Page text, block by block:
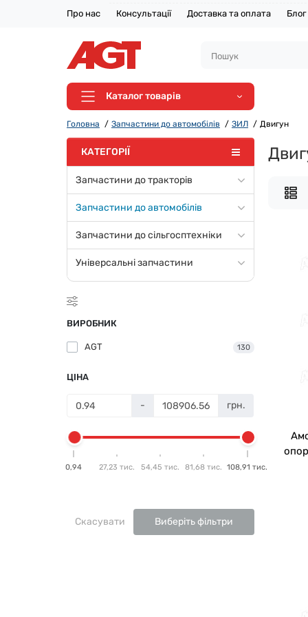
Про нас Консультації Доставка та оплата Блог
Каталог товарів
Головна Запчастини до автомобілів ЗИЛ Двигун
КАТЕГОРІЇ
Запчастини до тракторів
Запчастини до автомобілів
Запчастини до сільгосптехніки
Універсальні запчастини
ВИРОБНИК
AGT 130
ЦІНА
- грн.
0,94 27,23 тис. 54,45 тис. 81,68 тис. 108,91 тис.
Скасувати Виберіть фільтри